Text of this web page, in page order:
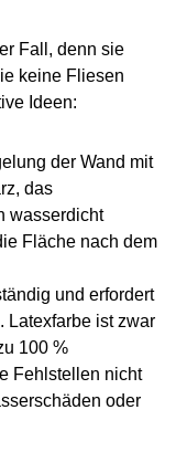
Fall, denn sie
keine Fliesen
Ideen:
der Wand mit
das
wasserdicht
Fläche nach dem
und erfordert
Latexfarbe ist zwar
100 %
Fehlstellen nicht
oder